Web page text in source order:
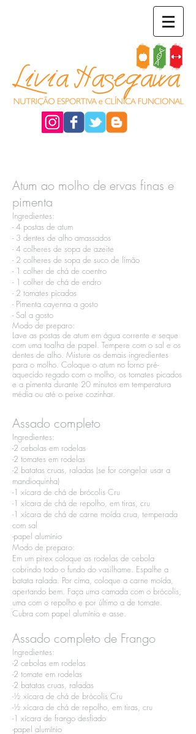
Atum ao molho de ervas finas e
pimenta
Ingredientes:​
- 4 postas de atum​
- 3 dentes de alho amassados​
- 4 colheres de sopa de azeite​
- 2 colheres de sopa de suco de limão​
- 1 colher de chá de coentro​
- 1 colher de chá de endro​
- 2 tomates picados​
- Pimenta cayenna a gosto​
- Sal a gosto
Modo de preparo:​
Lave as postas de atum em água corrente e seque
com uma toalha de papel. Tempere com o sal e os
dentes de alho. Misture os demais ingredientes
para o molho. Coloque o atum no forno pré-
aquecido regado com o molho, os tomates picados
e a pimenta durante 20 minutos em temperatura
média ou até o peixe cozinhar.
Assado completo
Ingredientes:​
-2 cebolas em rodelas​
-2 tomates em rodelas​
-2 batatas cruas, raladas (se for congelar usar a
mandioquinha)​
-1 xícara de chá de brócolis Cru​
-1 xícara de chá de repolho, em tiras, cru​
-1 xícara de chá de carne moída crua, temperada
com sal​
-papel alumínio
Modo de preparo:​
Em um pirex coloque as rodelas de cebola
cobrindo todo o fundo do vasilhame. Espalhe a
batata ralada. Por cima, coloque a carne moída,
apertando bem. Faça uma camada com o brócolis,
uma com o repolho e por último a de tomate.
Cubra com papel alumínio e asse.​
Assado completo de Frango
Ingredientes:​
-2 cebolas em rodelas​
-2 tomate em rodelas​
-2 batatas cruas, raladas​
-½ xícara de chá de brócolis Cru​
-½ xícara de chá de repolho, em tiras, cru​
-1 xícara de frango desfiado​
-papel alumínio